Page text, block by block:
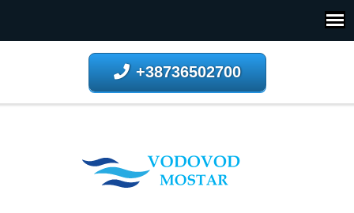
+38736502700